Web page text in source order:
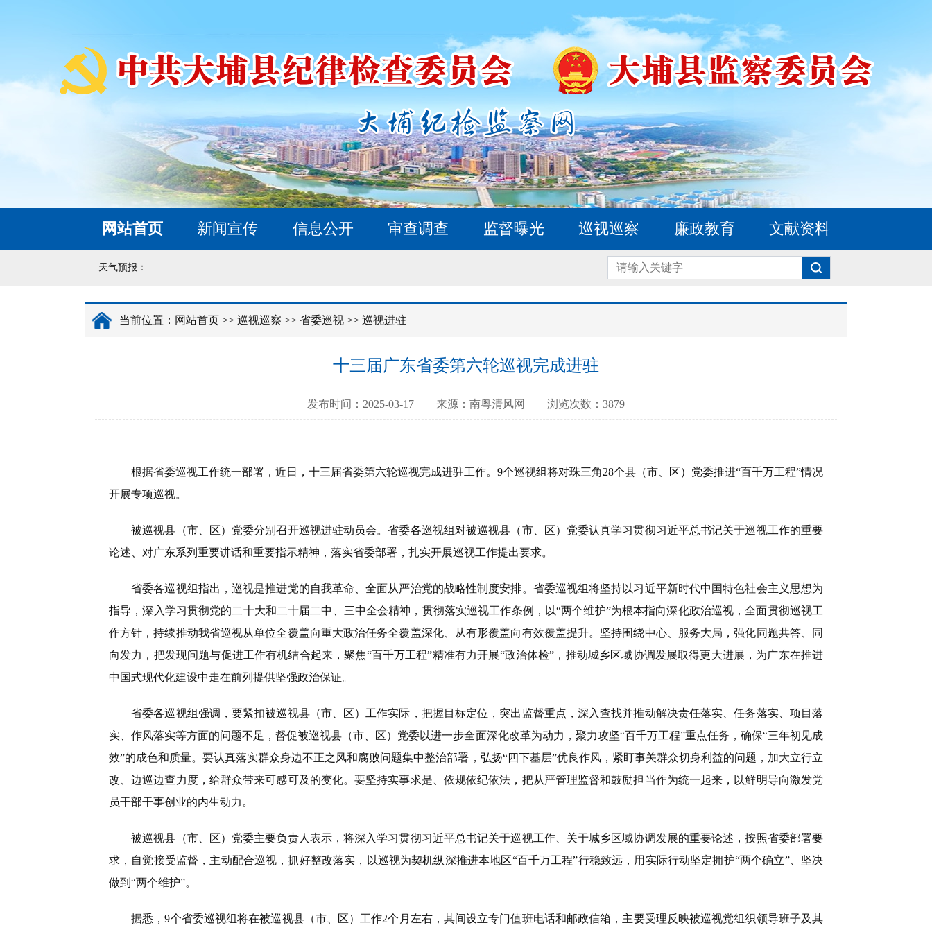
网站首页 新闻宣传 信息公开 审查调查 监督曝光 巡视巡察 廉政教育 文献资料
天气预报：
当前位置： 网站首页 >> 巡视巡察 >> 省委巡视 >> 巡视进驻
十三届广东省委第六轮巡视完成进驻
发布时间：2025-03-17 来源：南粤清风网 浏览次数：3879
根据省委巡视工作统一部署，近日，十三届省委第六轮巡视完成进驻工作。9个巡视组将对珠三角28个县（市、区）党委推进“百千万工程”情况
开展专项巡视。
被巡视县（市、区）党委分别召开巡视进驻动员会。省委各巡视组对被巡视县（市、区）党委认真学习贯彻习近平总书记关于巡视工作的重要
论述、对广东系列重要讲话和重要指示精神，落实省委部署，扎实开展巡视工作提出要求。
省委各巡视组指出，巡视是推进党的自我革命、全面从严治党的战略性制度安排。省委巡视组将坚持以习近平新时代中国特色社会主义思想为
指导，深入学习贯彻党的二十大和二十届二中、三中全会精神，贯彻落实巡视工作条例，以“两个维护”为根本指向深化政治巡视，全面贯彻巡视工
作方针，持续推动我省巡视从单位全覆盖向重大政治任务全覆盖深化、从有形覆盖向有效覆盖提升。坚持围绕中心、服务大局，强化同题共答、同
向发力，把发现问题与促进工作有机结合起来，聚焦“百千万工程”精准有力开展“政治体检”，推动城乡区域协调发展取得更大进展，为广东在推进
中国式现代化建设中走在前列提供坚强政治保证。
省委各巡视组强调，要紧扣被巡视县（市、区）工作实际，把握目标定位，突出监督重点，深入查找并推动解决责任落实、任务落实、项目落
实、作风落实等方面的问题不足，督促被巡视县（市、区）党委以进一步全面深化改革为动力，聚力攻坚“百千万工程”重点任务，确保“三年初见成
效”的成色和质量。要认真落实群众身边不正之风和腐败问题集中整治部署，弘扬“四下基层”优良作风，紧盯事关群众切身利益的问题，加大立行立
改、边巡边查力度，给群众带来可感可及的变化。要坚持实事求是、依规依纪依法，把从严管理监督和鼓励担当作为统一起来，以鲜明导向激发党
员干部干事创业的内生动力。
被巡视县（市、区）党委主要负责人表示，将深入学习贯彻习近平总书记关于巡视工作、关于城乡区域协调发展的重要论述，按照省委部署要
求，自觉接受监督，主动配合巡视，抓好整改落实，以巡视为契机纵深推进本地区“百千万工程”行稳致远，用实际行动坚定拥护“两个确立”、坚决
做到“两个维护”。
据悉，9个省委巡视组将在被巡视县（市、区）工作2个月左右，其间设立专门值班电话和邮政信箱，主要受理反映被巡视党组织领导班子及其